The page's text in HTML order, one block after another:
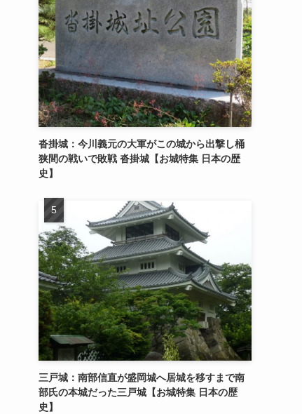
沓掛城：今川義元の大軍がこの城から出撃し桶
狭間の戦いで敗戦 沓掛城【お城特集 日本の歴
史】
三戸城：南部信直が盛岡城へ居城を移すまで南
部氏の本城だった三戸城【お城特集 日本の歴
史】